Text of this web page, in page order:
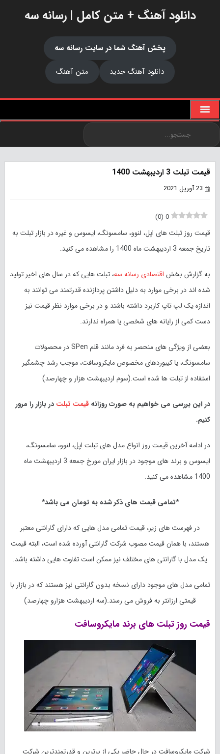
دانلود آهنگ + متن کامل | رسانه سه
پخش آهنگ شما در سایت رسانه سه
دانلود آهنگ جدید
متن آهنگ
قیمت تبلت 3 اردیبهشت 1400
23 آوریل 2021
0
(
0
)
قیمت روز تبلت های اپل، لنوو، سامسونگ، ایسوس و غیره در بازار تبلت به
تاریخ جمعه 3 اردیبهشت ماه 1400 را مشاهده می کنید.
به گزارش بخش اقتصادی رسانه سه، تبلت هایی که در سال های اخیر تولید
شده اند در برخی موارد به دلیل داشتن پردازنده قدرتمند می توانند به
اندازه یک لپ تاپ کاربرد داشته باشند و در برخی موارد نظر قیمت نیز
دست کمی از رایانه های شخصی یا همراه ندارند.
بعضی از ویژگی های منحصر به فرد مانند قلم SPen در محصولات
سامسونگ، یا کیبوردهای مخصوص مایکروسافت، موجب رشد چشمگیر
استفاده از تبلت ها شده است.(سوم اردیبهشتهزار و چهارصد)
در این بررسی می خواهیم به صورت روزانه قیمت تبلت در بازار را مرور
کنیم.
در ادامه آخرین قیمت روز انواع مدل های تبلت اپل، لنوو، سامسونگ،
ایسوس و برند های موجود در بازار ایران مورخ
جمعه 3 اردیبهشت ماه
1400 مشاهده می کنید.
*تمامی قیمت های ذکر شده به تومان می باشد*
در فهرست های زیر، قیمت تمامی مدل هایی که دارای گارانتی معتبر
هستند، با همان قیمت مصوب شرکت گارانتی آورده شده است، البته قیمت
یک مدل با گارانتی های مختلف نیز ممکن است تفاوت هایی داشته باشد.
تمامی مدل های موجود دارای نسخه بدون گارانتی نیز هستند که در بازار با
قیمتی ارزانتر به فروش می رسند.(سه اردیبهشتهزارو چهارصد)
قیمت روز تبلت های برند مایکروسافت
شرکت مایکروسافت در حال حاضر یکی از برترین و قدرتمندترین شرکت